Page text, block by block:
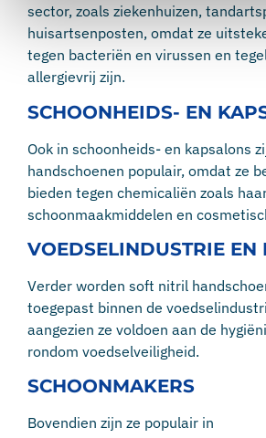
sector, zoals ziekenhuizen,
huisartsenposten, omdat ze
tegen bacteriën en virussen en
allergievrij zijn.
SCHOONHEIDS- EN
Ook in schoonheids- en kapsalons
handschoenen populair, omdat ze
bieden tegen chemicaliën zoals
schoonmaakmiddelen en
VOEDSELINDUSTRIE EN
Verder worden soft nitril
toegepast binnen de
aangezien ze voldoen aan de
rondom voedselveiligheid.
SCHOONMAKERS
Bovendien zijn ze populair in